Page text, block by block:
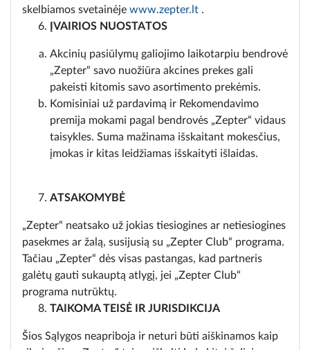
skelbiamos svetainėje www.zepter.lt .
ĮVAIRIOS NUOSTATOS
Akcinių pasiūlymų galiojimo laikotarpiu bendrovė
„Zepter“ savo nuožiūra akcines prekes gali
pakeisti kitomis savo asortimento prekėmis.
Komisiniai už pardavimą ir Rekomendavimo
premija mokami pagal bendrovės „Zepter“ vidaus
taisykles. Suma mažinama išskaitant mokesčius,
įmokas ir kitas leidžiamas išskaityti išlaidas.
ATSAKOMYBĖ
„Zepter“ neatsako už jokias tiesiogines ar netiesiogines
pasekmes ar žalą, susijusią su „Zepter Club“ programa.
Tačiau „Zepter“ dės visas pastangas, kad partneris
galėtų gauti sukauptą atlygį, jei „Zepter Club“
programa nutrūktų.
TAIKOMA TEISĖ IR JURISDIKCIJA
Šios Sąlygos neapriboja ir neturi būti aiškinamos kaip